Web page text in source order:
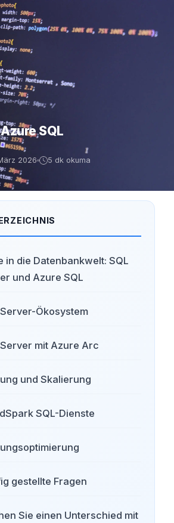
SQL
2026 5 dk okuma
in die Datenbankwelt: SQL
und Azure SQL
Ökosystem
mit Azure Arc
und Skalierung
SQL-Dienste
gestellte Fragen
Sie einen Unterschied mit